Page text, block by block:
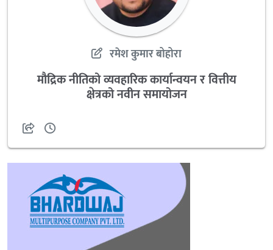
रमेश कुमार बोहोरा
मौद्रिक नीतिको व्यवहारिक कार्यान्वयन र वित्तीय
क्षेत्रको नवीन समायोजन